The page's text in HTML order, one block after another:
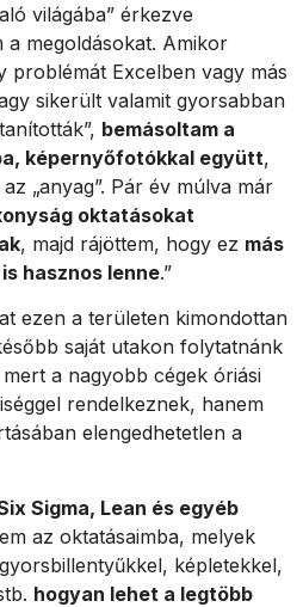
világába” érkezve
a megoldásokat. Amikor
problémát Excelben vagy más
sikerült valamit gyorsabban
bemásoltam a
képernyőfotókkal együtt,
„anyag”. Pár év múlva már
oktatásokat
, majd rájöttem, hogy ez más
hasznos lenne.”
ezen a területen kimondottan
saját utakon folytatnánk
a nagyobb cégek óriási
rendelkeznek, hanem
elengedhetetlen a
Sigma, Lean és egyéb
az oktatásaimba, melyek
képletekkel,
hogyan lehet a legtöbb